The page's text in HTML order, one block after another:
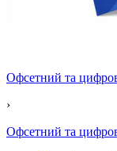
Офсетний та
›
Офсетний та